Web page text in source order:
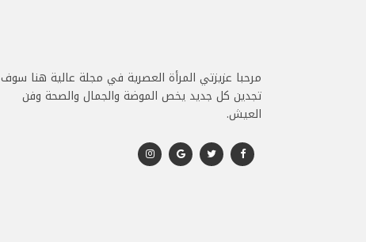
مرحبا عزيزتي المرأة العصرية في مجلة عالية هنا سوف
تجدين كل جديد يخص الموضة والجمال والصحة وفن
العيش.